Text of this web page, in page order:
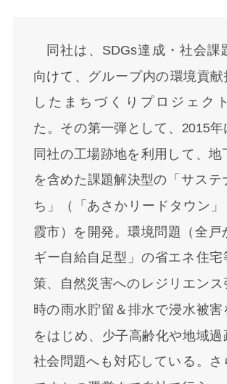
同社は、SDGs達成・社会課
向けて、グループ内の環境貢
したまちづくりプロジェク
た。その第一弾として、2015
同社の工場跡地を利用して、
を含めた課題解決型の「サス
ち」（「あさかリードタウン
霞市）を開発。環境問題（全
ギー自給自足型」の省エネ住
策、自然災害へのレジリエン
時の雨水貯留＆排水で浸水被
をはじめ、少子高齢化や地域
社会問題へも対応している。さ